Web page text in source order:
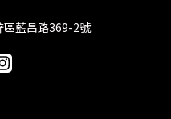
區藍昌路369-2號